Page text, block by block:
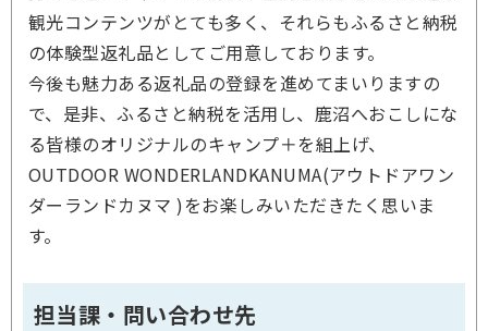
観光コンテンツがとても多く、それらもふるさと納税
の体験型返礼品としてご用意しております。
今後も魅力ある返礼品の登録を進めてまいりますの
で、是非、ふるさと納税を活用し、鹿沼へおこしにな
る皆様のオリジナルのキャンプ＋を組上げ、
OUTDOOR WONDERLANDKANUMA(アウトドアワン
ダーランドカヌマ )をお楽しみいただきたく思いま
す。
担当課・問い合わせ先